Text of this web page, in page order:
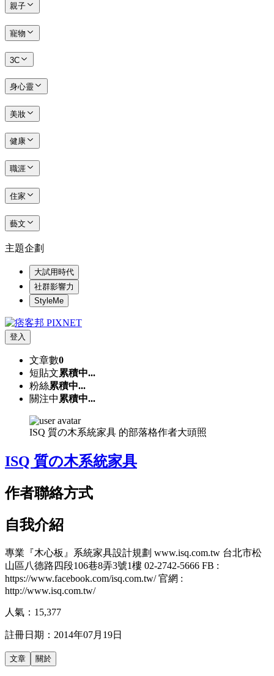
親子
寵物
3C
身心靈
美妝
健康
職涯
住家
藝文
主題企劃
大試用時代
社群影響力
StyleMe
登入
文章數0
短貼文累積中...
粉絲累積中...
關注中 累積中...
ISQ 質の木系統家具 的部落格作者大頭照
ISQ 質の木系統家具
作者聯絡方式
自我介紹
專業『木心板』系統家具設計規劃 www.isq.com.tw 台北市松
山區八德路四段106巷8弄3號1樓 02-2742-5666 FB :
https://www.facebook.com/isq.com.tw/ 官網 :
http://www.isq.com.tw/
人氣： 15,377
註冊日期： 2014年07月19日
文章 關於